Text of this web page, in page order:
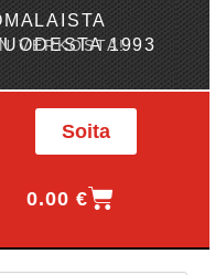
1993
VERKOSTA!
Soita
0.00€